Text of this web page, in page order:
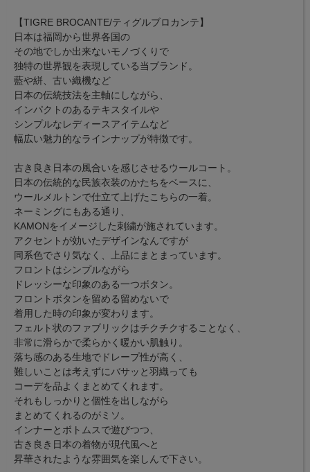
【TIGRE BROCANTE/ティグルブロカンテ】
日本は福岡から世界各国の
その地でしか出来ないモノづくりで
独特の世界観を表現している当ブランド。
藍や絣、古い織機など
日本の伝統技法を主軸にしながら、
インパクトのあるテキスタイルや
シンプルなレディースアイテムなど
幅広い魅力的なラインナップが特徴です。
古き良き日本の風合いを感じさせるウールコート。
日本の伝統的な民族衣装のかたちをベースに、
ウールメルトンで仕立て上げたこちらの一着。
ネーミングにもある通り、
KAMONをイメージした刺繍が施されています。
アクセントが効いたデザインなんですが
同系色でさり気なく、上品にまとまっています。
フロントはシンプルながら
ドレッシーな印象のある一つボタン。
フロントボタンを留める留めないで
着用した時の印象が変わります。
フェルト状のファブリックはチクチクすることなく、
非常に滑らかで柔らかく暖かい肌触り。
落ち感のある生地でドレープ性が高く、
難しいことは考えずにバサッと羽織っても
コーデを品よくまとめてくれます。
それもしっかりと個性を出しながら
まとめてくれるのがミソ。
インナーとボトムスで遊びつつ、
古き良き日本の着物が現代風へと
昇華されたような雰囲気を楽しんで下さい。